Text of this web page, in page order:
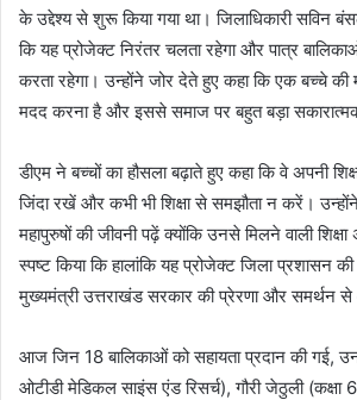
के उद्देश्य से शुरू किया गया था। जिलाधिकारी सविन
कि यह प्रोजेक्ट निरंतर चलता रहेगा और पात्र बालिकाओं
करता रहेगा। उन्होंने जोर देते हुए कहा कि एक बच्चे की
मदद करना है और इससे समाज पर बहुत बड़ा
डीएम ने बच्चों का हौसला बढ़ाते हुए कहा कि वे अपनी
जिंदा रखें और कभी भी शिक्षा से समझौता न करें।
महापुरुषों की जीवनी पढ़ें क्योंकि उनसे मिलने वाली
स्पष्ट किया कि हालांकि यह प्रोजेक्ट जिला प्रशासन
मुख्यमंत्री उत्तराखंड सरकार की प्रेरणा और समर्थन
आज जिन 18 बालिकाओं को सहायता प्रदान की गई,
ओटीडी मेडिकल साइंस एंड रिसर्च), गौरी जेठुली (कक्षा